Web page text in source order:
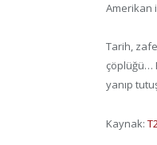
Amerikan
Tarih,
çöplüğü…
yanıp
Kaynak: